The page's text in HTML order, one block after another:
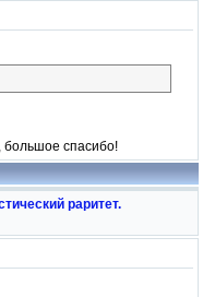
большое спасибо!
раритет.